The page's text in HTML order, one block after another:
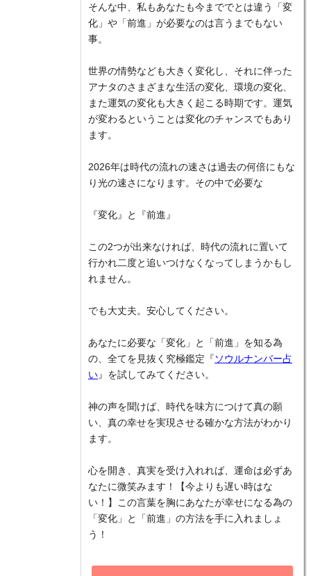
そんな中、私もあなたも今まででとは違う「変
化」や「前進」が必要なのは言うまでもない
事。
世界の情勢なども大きく変化し、それに伴った
アナタのさまざまな生活の変化、環境の変化、
また運気の変化も大きく起こる時期です。運気
が変わるということは変化のチャンスでもあり
ます。
2026年は時代の流れの速さは過去の何倍にもな
り光の速さになります。その中で必要な
『変化』と『前進』
この2つが出来なければ、時代の流れに置いて
行かれ二度と追いつけなくなってしまうかもし
れません。
でも大丈夫。安心してください。
あなたに必要な「変化」と「前進」を知る為
の、全てを見抜く究極鑑定『 ソウルナンバー占
い 』を試してみてください。
神の声を聞けば、時代を味方につけて真の願
い、真の幸せを実現させる確かな方法がわかり
ます。
心を開き、真実を受け入れれば、運命は必ずあ
なたに微笑みます！【今よりも遅い時はな
い！】この言葉を胸にあなたが幸せになる為の
「変化」と「前進」の方法を手に入れましょ
う！